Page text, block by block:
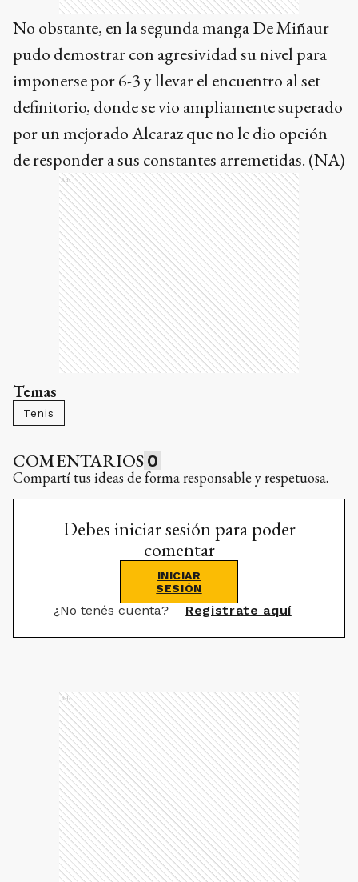
No obstante, en la segunda manga De Miñaur
pudo demostrar con agresividad su nivel para
imponerse por 6-3 y llevar el encuentro al set
definitorio, donde se vio ampliamente superado
por un mejorado Alcaraz que no le dio opción
de responder a sus constantes arremetidas. (NA)
Ads
Temas
Tenis
COMENTARIOS 0
Compartí tus ideas de forma responsable y respetuosa.
Debes iniciar sesión para poder
comentar
INICIAR
SESIÓN
¿No tenés cuenta? Registrate aquí
Ads